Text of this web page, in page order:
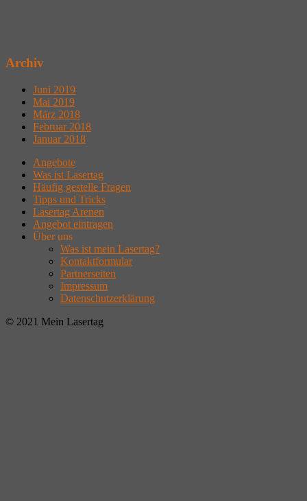
Archiv
Juni 2019
Mai 2019
März 2018
Februar 2018
Januar 2018
Angebote
Was ist Lasertag
Häufig gestelle Fragen
Tipps und Tricks
Lasertag Arenen
Angebot eintragen
Über uns
Was ist mein Lasertag?
Kontaktformular
Partnerseiten
Impressum
Datenschutzerklärung
© 2021 Mein Lasertag